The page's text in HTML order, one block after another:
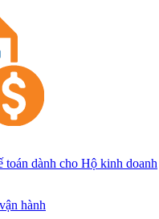
toán dành cho Hộ kinh doanh
hành